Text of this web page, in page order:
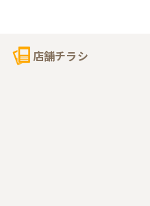
店舗チラシ